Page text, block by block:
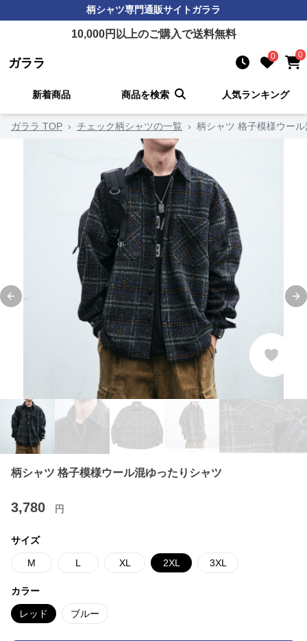
柄シャツ専門通販サイトガララ
10,000円以上のご購入で送料無料
ガララ 0 0
新着商品 商品を検索 人気ランキング
ガララ TOP › チェック柄シャツの一覧 › 柄シャツ 格子模様ウー
Previous slide
柄シャツ 格子模様ウール混ゆったりシャツ
3,780 円
サイズ
M L XL 2XL 3XL
カラー
レッド ブルー